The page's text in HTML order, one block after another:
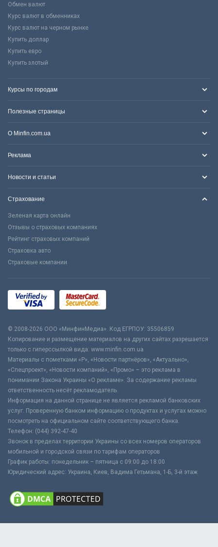
Обмен валют
Курс валют в обменниках
Курс валют на черном рынке
Купить доллар
Купить евро
Купить злотый
Курсы по городам
Полезные страницы
О Minfin.com.ua
Реклама
Новости и статьи
Страхование
Зеленая карта онлайн
Отзывы о страховых компаниях
Рейтинг страховых компаний
Страховка авто
Страховые компании
© 2008-2026 ООО «МинфинМедиа». Код ЕГРПОУ: 35506859
Копирование и размещение материалов на других сайтах разрешается
только с гиперссылкой вида: www.minfin.com.ua
Материалы с пометками «Р», «Новости партнёров», «Актуально»,
«Спецпроект», «Новости компаний», «Промо» – это реклама в
понимании Закона Украины «О рекламе». За содержание рекламы
ответственность несёт рекламодатель.
Информация на данной странице не является рекламой банковских
услуг. Проверенную банком информацию о продуктах и услугах можно
посмотреть на официальном сайте соответствующего банка.
Телефон: (044) 392-47-40
Звонок в пределах территории Украины со всех номеров операторов
мобильной и городской связи по тарифам операторов
График работы: понедельник – пятница с 09:00 до 18:00
Юридический адрес: Украина, Киев, Вадима Гетьмана, 1-Б, 3-й этаж